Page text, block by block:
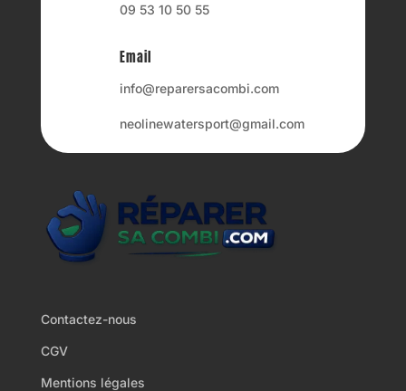
09 53 10 50 55
Email
info@reparersacombi.com
neolinewatersport@gmail.com
Contactez-nous
CGV
Mentions légales